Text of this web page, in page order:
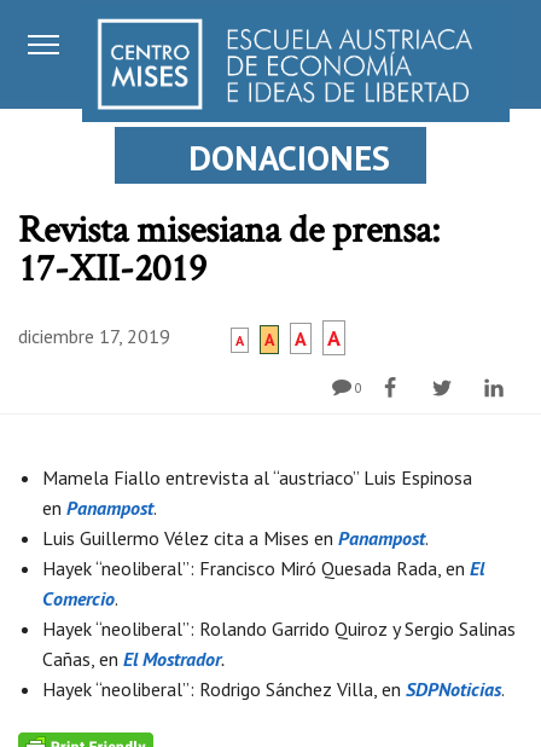
DONACIONES
Revista misesiana de prensa:
17-XII-2019
diciembre 17, 2019 A A A A
0
Mamela Fiallo entrevista al “austriaco” Luis Espinosa
en Panampost.
Luis Guillermo Vélez cita a Mises en Panampost.
Hayek “neoliberal”: Francisco Miró Quesada Rada, en El
Comercio.
Hayek “neoliberal”: Rolando Garrido Quiroz y Sergio Salinas
Cañas, en El Mostrador.
Hayek “neoliberal”: Rodrigo Sánchez Villa, en SDPNoticias.